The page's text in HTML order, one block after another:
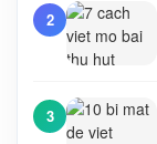
2
3